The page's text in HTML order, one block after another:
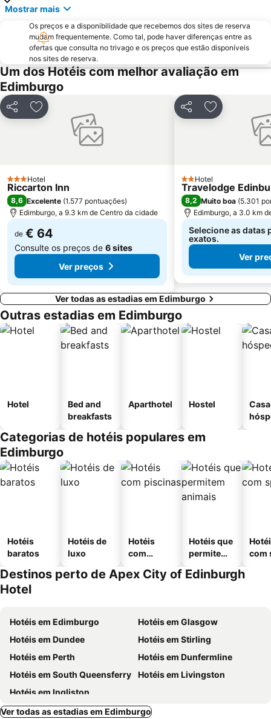
Portobello
University of Edinburgh
Edinburgh Dungeon
Rose Street
EICC
Royal Terrace Gardens
Dean Village
Royal Botanic Garden Edinburgh
Ocean Terminal
Davidson's Mains
Currie
Mostrar mais
Os preços e a disponibilidade que recebemos dos sites de reserva
mudam frequentemente. Como tal, pode haver diferenças entre as
ofertas que consulta no trivago e os preços que estão disponíveis
nos sites de reserva.
Um dos Hotéis com melhor avaliação em
Edimburgo
PartilharAdicionar aos favoritos
3 Estrelas
Hotel
Riccarton Inn
8,6 Excelente (1.577 pontuações)
Edimburgo, a 9.3 km de Centro da cidade
de € 64
Consulte os preços de 6 sites
Ver preços
PartilharAdicionar
2 Estrelas
Hotel
Travelodge
8,2 Muito boa (5.301
Edimburgo, a 3.0 km
Selecione as datas
exatos.
Ver
Ver todas as estadias em Edimburgo
Outras estadias em Edimburgo
Hotel
Bed and
breakfasts
Aparthotel Hostel
Categorias de hotéis populares em
Edimburgo
Hotéis
baratos
Hotéis de
luxo
Hotéis
com
Hotéis que
permitem
com
Destinos perto de Apex City of Edinburgh
Hotel
Hotéis em Edimburgo
Hotéis em Glasgow
Hotéis em Dundee
Hotéis em Stirling
Hotéis em Perth
Hotéis em Dunfermline
Hotéis em South Queensferry
Hotéis em Livingston
Hotéis em Ingliston
Ver todas as estadias em Edimburgo